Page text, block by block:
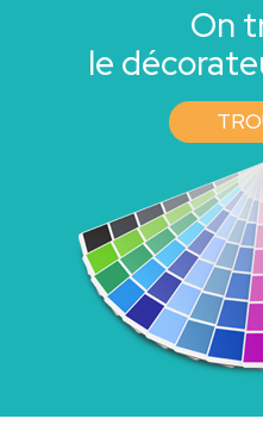
On
le